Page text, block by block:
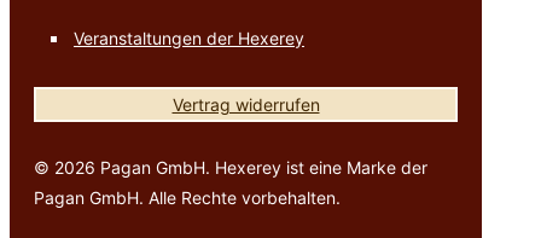
Veranstaltungen der Hexerey
Vertrag widerrufen
© 2026 Pagan GmbH. Hexerey ist eine Marke der
Pagan GmbH. Alle Rechte vorbehalten.